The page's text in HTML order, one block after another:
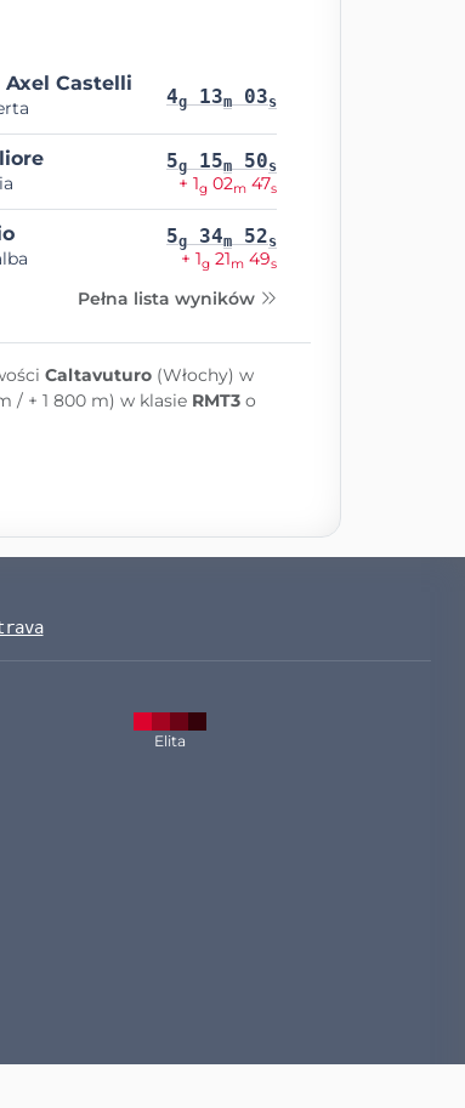
Axel Castelli
4g 13m 03s
5g 15m 50s
+ 1g 02m 47s
5g 34m 52s
+ 1g 21m 49s
Pełna lista wyników
Caltavuturo(Włochy) w
/ + 1 800 m) w klasie RMT3o
Elita